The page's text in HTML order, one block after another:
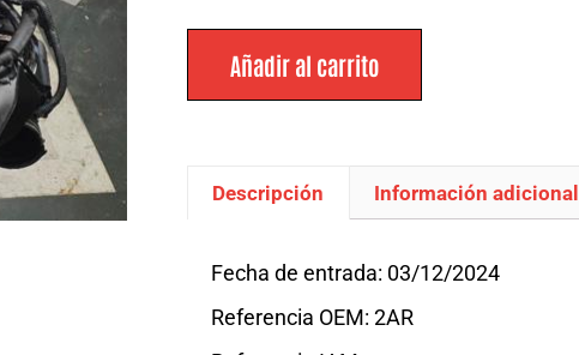
Añadir al carrito
Descripción Información adicional
Fecha de entrada: 03/12/2024
Referencia OEM: 2AR